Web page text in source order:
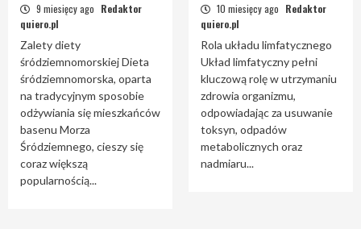
9 miesięcy ago Redaktor
quiero.pl
Zalety diety
śródziemnomorskiej Dieta
śródziemnomorska, oparta
na tradycyjnym sposobie
odżywiania się mieszkańców
basenu Morza
Śródziemnego, cieszy się
coraz większą
popularnością...
10 miesięcy ago Redaktor
quiero.pl
Rola układu limfatycznego
Układ limfatyczny pełni
kluczową rolę w utrzymaniu
zdrowia organizmu,
odpowiadając za usuwanie
toksyn, odpadów
metabolicznych oraz
nadmiaru...